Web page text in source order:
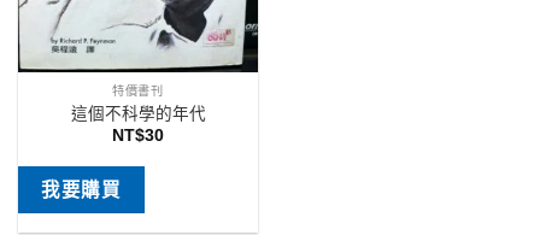
特價書刊
這個不科學的年代
NT$30
我要購買